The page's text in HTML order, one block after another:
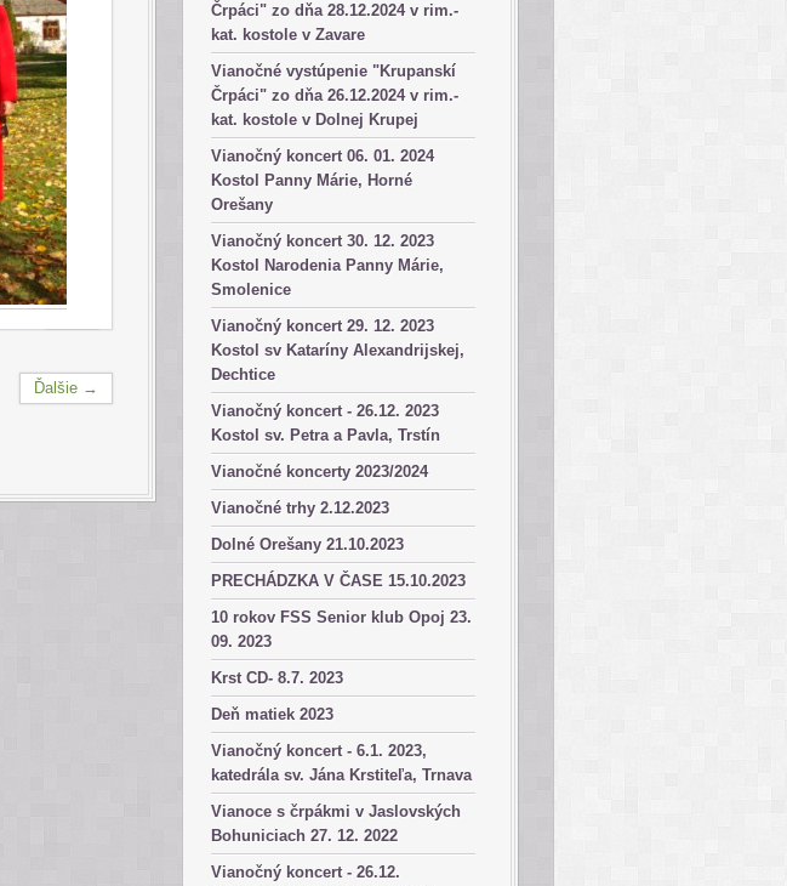
Črpáci" zo dňa 28.12.2024 v rim.-
kat. kostole v Zavare
Vianočné vystúpenie "Krupanskí
Črpáci" zo dňa 26.12.2024 v rim.-
kat. kostole v Dolnej Krupej
Vianočný koncert 06. 01. 2024
Kostol Panny Márie, Horné
Orešany
Vianočný koncert 30. 12. 2023
Kostol Narodenia Panny Márie,
Smolenice
Vianočný koncert 29. 12. 2023
Kostol sv Kataríny Alexandrijskej,
Dechtice
Vianočný koncert - 26.12. 2023
Kostol sv. Petra a Pavla, Trstín
Vianočné koncerty 2023/2024
Vianočné trhy 2.12.2023
Dolné Orešany 21.10.2023
PRECHÁDZKA V ČASE 15.10.2023
10 rokov FSS Senior klub Opoj 23.
09. 2023
Krst CD- 8.7. 2023
Deň matiek 2023
Vianočný koncert - 6.1. 2023,
katedrála sv. Jána Krstiteľa, Trnava
Vianoce s črpákmi v Jaslovských
Bohuniciach 27. 12. 2022
Vianočný koncert - 26.12.
Ďalšie →